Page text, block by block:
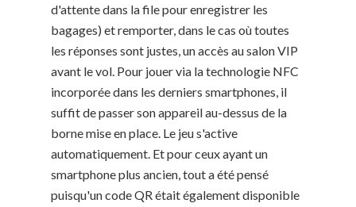
d'attente dans la file pour enregistrer les
bagages) et remporter, dans le cas où toutes
les réponses sont justes, un accès au salon VIP
avant le vol. Pour jouer via la technologie NFC
incorporée dans les derniers smartphones, il
suffit de passer son appareil au-dessus de la
borne mise en place. Le jeu s'active
automatiquement. Et pour ceux ayant un
smartphone plus ancien, tout a été pensé
puisqu'un code QR était également disponible